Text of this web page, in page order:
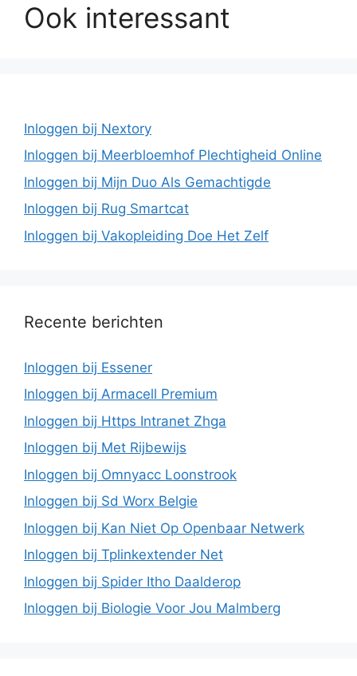
Ook interessant
Inloggen bij Nextory
Inloggen bij Meerbloemhof Plechtigheid Online
Inloggen bij Mijn Duo Als Gemachtigde
Inloggen bij Rug Smartcat
Inloggen bij Vakopleiding Doe Het Zelf
Recente berichten
Inloggen bij Essener
Inloggen bij Armacell Premium
Inloggen bij Https Intranet Zhga
Inloggen bij Met Rijbewijs
Inloggen bij Omnyacc Loonstrook
Inloggen bij Sd Worx Belgie
Inloggen bij Kan Niet Op Openbaar Netwerk
Inloggen bij Tplinkextender Net
Inloggen bij Spider Itho Daalderop
Inloggen bij Biologie Voor Jou Malmberg